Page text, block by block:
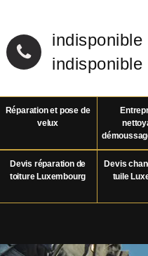
indisponible
indisponible
Réparation et pose de
velux
Devis réparation de
toiture Luxembourg
Devis
tuile